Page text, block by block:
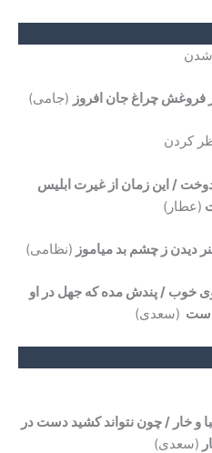
شدن
چراغ جان افروز (جامی)
کردن
/ این زمان از غیرت ابلیس
(عطار)
دیدن ز چشم بد میاموز (نظامی)
خوب / پندش مده که جهل در او
(سعدی)
خار / چون نتواند کشید دست در
(سعدی)